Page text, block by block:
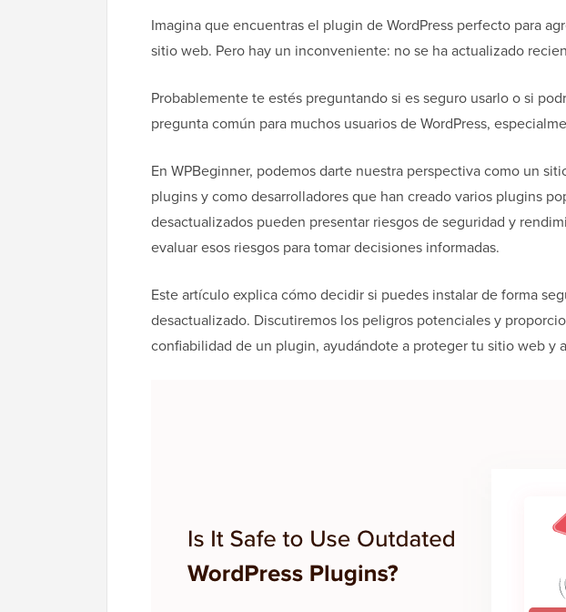
Imagina que encuentras el plugin de WordPress perfecto para
sitio web. Pero hay un inconveniente: no se ha actualizado
Probablemente te estés preguntando si es seguro usarlo o si
pregunta común para muchos usuarios de WordPress,
En WPBeginner, podemos darte nuestra perspectiva como un
plugins y como desarrolladores que han creado varios plugins
desactualizados pueden presentar riesgos de seguridad y
evaluar esos riesgos para tomar decisiones informadas.
Este artículo explica cómo decidir si puedes instalar de forma
desactualizado. Discutiremos los peligros potenciales y
confiabilidad de un plugin, ayudándote a proteger tu sitio web y